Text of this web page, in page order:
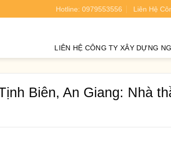
Hotline: 0979553556 Liên Hệ
LIÊN HỆ CÔNG TY XÂY DỰNG
Biên, An Giang: Nhà
Dự toán chi phí xây nhà chính